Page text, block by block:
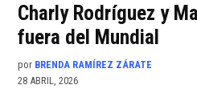
Charly Rodríguez y
fuera del Mundial
por BRENDA RAMÍREZ ZÁRATE
28 ABRIL, 2026